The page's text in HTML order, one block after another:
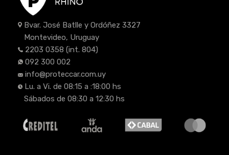
Bvar. José Batlle y Ordóñez 3327
Montevideo, Uruguay
2203 0358 (int. 804)
092 300 002
info@proteccar.com.uy
Lu. a Vi. de 08:15 a :18:00 hs
Sábados de 08:30 a 12:30 hs